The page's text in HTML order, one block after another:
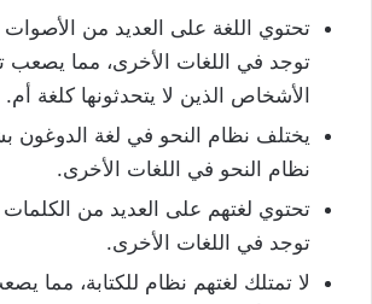
تحتوي اللغة على العديد من الأصوات
توجد في اللغات الأخرى، مما يصعب
الأشخاص الذين لا يتحدثونها كلغة أم.
يختلف نظام النحو في لغة الدوغون
نظام النحو في اللغات الأخرى.
تحتوي لغتهم على العديد من الكلمات
توجد في اللغات الأخرى.
لا تمتلك لغتهم نظام للكتابة، مما